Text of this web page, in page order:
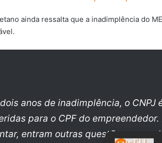
ainda ressalta que a inadimplência do
dois anos de inadimplência, o
para o CPF do
entram outras questões como